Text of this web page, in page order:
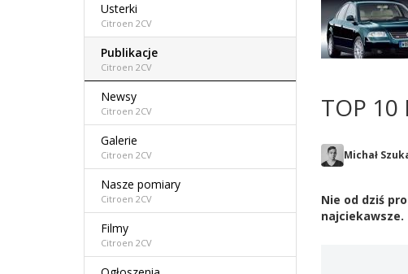
TOP
Michał
Nie od dziś
najciekawsze.
Usterki
Citroen 2CV
Publikacje
Citroen 2CV
Newsy
Citroen 2CV
Galerie
Citroen 2CV
Nasze pomiary
Citroen 2CV
Filmy
Citroen 2CV